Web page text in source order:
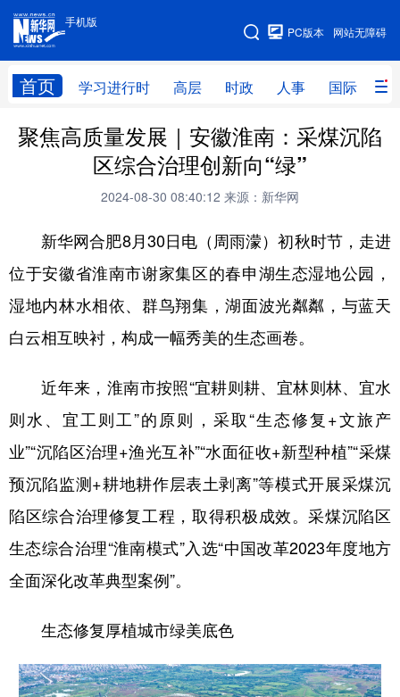
手机版
网站无障碍
PC版本
首页 学习进行时 高层 时政 人事 国际 财
手机版
网站地图
学习进行时 高层 时政 人事
财经 网评
全球连线
科技 科创 量子 体育
文化 书画 健康 军事
食品 人居 信息化 数字经济
乡村振兴 银龄 溯源中国
彩票 娱乐 时尚 悦读
公益 一带一路 亚太网 上市公司
文化产业
北京 天津 河北 山西
聚焦高质量发展｜安徽淮南：采煤沉陷
区综合治理创新向“绿”
2024-08-30 08:40:12 来源：新华网
新华网合肥8月30日电（周雨濛）初秋时节，走进
位于安徽省淮南市谢家集区的春申湖生态湿地公园，
湿地内林水相依、群鸟翔集，湖面波光粼粼，与蓝天
白云相互映衬，构成一幅秀美的生态画卷。
近年来，淮南市按照“宜耕则耕、宜林则林、宜水
则水、宜工则工”的原则，采取“生态修复+文旅产
业”“沉陷区治理+渔光互补”“水面征收+新型种植”“采煤
预沉陷监测+耕地耕作层表土剥离”等模式开展采煤沉
陷区综合治理修复工程，取得积极成效。采煤沉陷区
生态综合治理“淮南模式”入选“中国改革2023年度地方
全面深化改革典型案例”。
生态修复厚植城市绿美底色